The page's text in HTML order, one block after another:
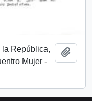
la República,
Mujer -